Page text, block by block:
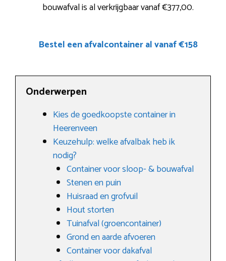
bouwafval is al verkrijgbaar vanaf €377,00.
Bestel een afvalcontainer al vanaf €158
Onderwerpen
Kies de goedkoopste container in
Heerenveen
Keuzehulp: welke afvalbak heb ik
nodig?
Container voor sloop- & bouwafval
Stenen en puin
Huisraad en grofvuil
Hout storten
Tuinafval (groencontainer)
Grond en aarde afvoeren
Container voor dakafval